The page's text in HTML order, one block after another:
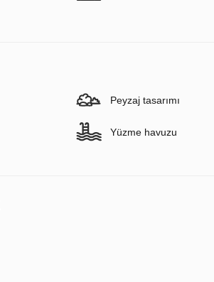
Peyzaj tasarımı
Yüzme havuzu